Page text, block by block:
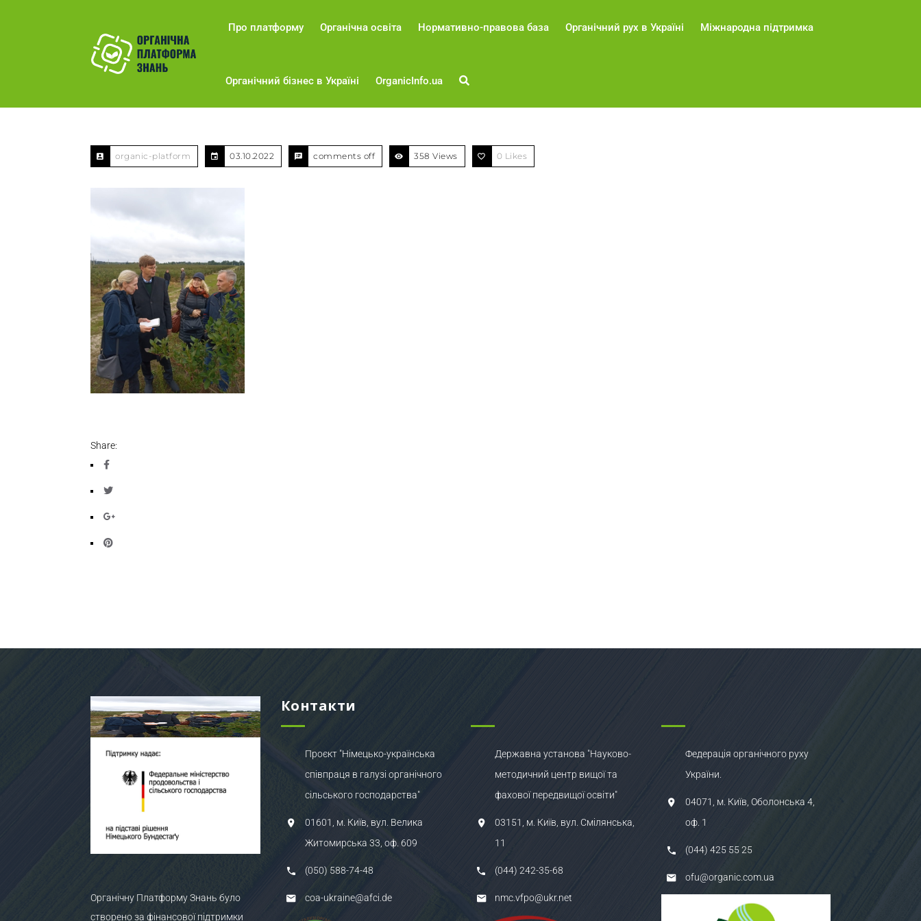
Про платформу Органічна освіта Нормативно-правова база Органічний рух в Україні Міжнародна підтримка
Органічний бізнес в Україні OrganicInfo.ua
organic-platform 03.10.2022 comments off 358 Views 0 Likes
Share:
Органічну Платформу Знань було
створено за фінансової підтримки
Контакти
Проєкт "Німецько-українська
співпраця в галузі органічного
сільського господарства"
01601, м. Київ, вул. Велика
Житомирська 33, оф. 609
(050) 588-74-48
coa-ukraine@afci.de
Державна установа "Науково-
методичний центр вищої та
фахової передвищої освіти"
03151, м. Київ, вул. Смілянська,
11
(044) 242-35-68
nmc.vfpo@ukr.net
Федерація органічного руху
України.
04071, м. Київ, Оболонська 4,
оф. 1
(044) 425 55 25
ofu@organic.com.ua